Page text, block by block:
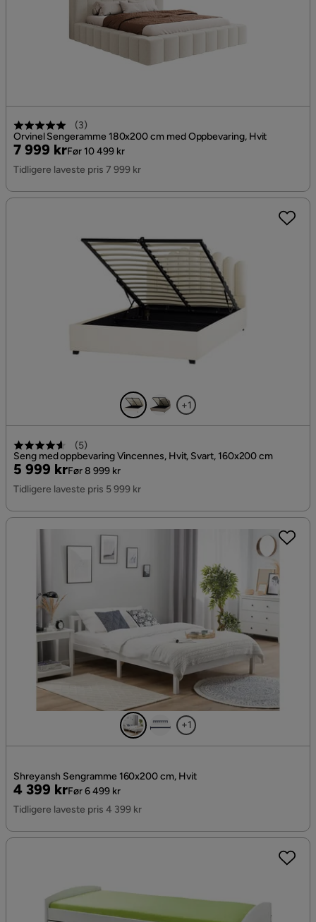
(3)
Orvinel Sengeramme 180x200 cm med Oppbevaring, Hvit
Pris
7 999 kr
Original
Pris
Før 10 499 kr
Tidligere laveste pris 7 999 kr
+1
(5)
Seng med oppbevaring Vincennes, Hvit, Svart, 160x200 cm
Pris
5 999 kr
Original
Pris
Før 8 999 kr
Tidligere laveste pris 5 999 kr
+1
Shreyansh Sengramme 160x200 cm, Hvit
Pris
4 399 kr
Original
Pris
Før 6 499 kr
Tidligere laveste pris 4 399 kr